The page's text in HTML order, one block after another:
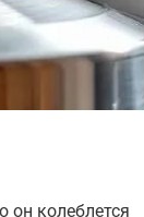
он колеблется